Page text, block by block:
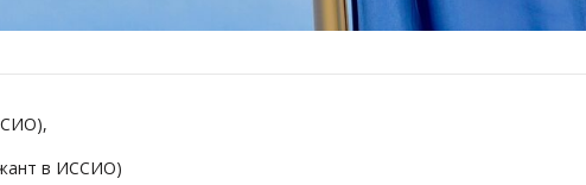
в ИССИО)